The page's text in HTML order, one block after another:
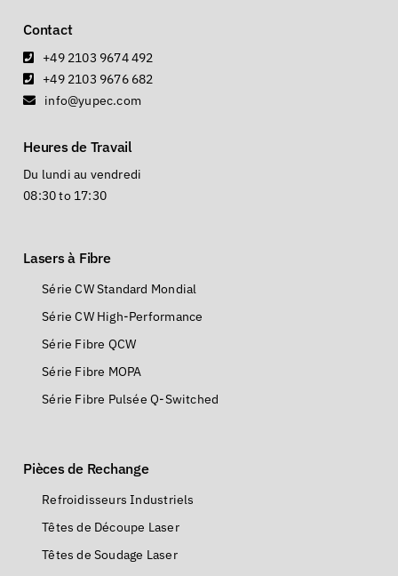
Contact
+49 2103 9674 492
+49 2103 9676 682
info@yupec.com
Heures de Travail
Du lundi au vendredi
08:30 to 17:30
Lasers à Fibre
Série CW Standard Mondial
Série CW High-Performance
Série Fibre QCW
Série Fibre MOPA
Série Fibre Pulsée Q-Switched
Pièces de Rechange
Refroidisseurs Industriels
Têtes de Découpe Laser
Têtes de Soudage Laser